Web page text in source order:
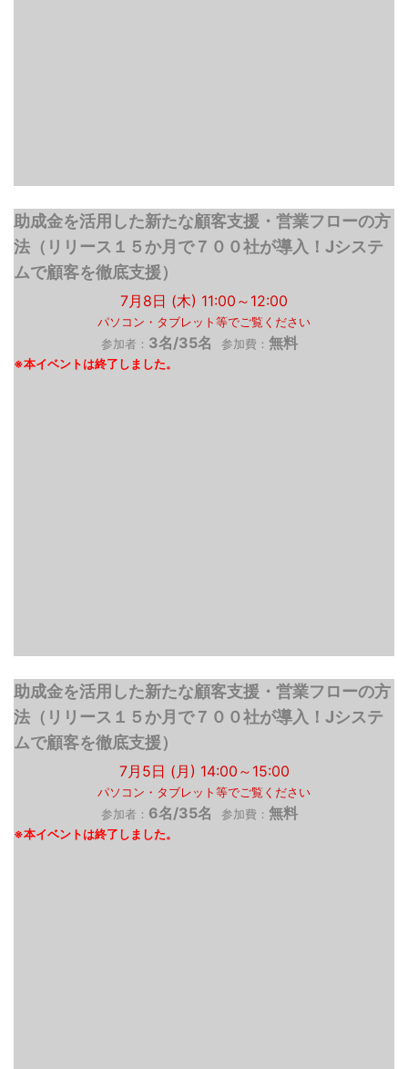
助成金を活用した新たな顧客支援・営業フローの方
法（リリース１５か月で７００社が導入！Jシステ
ムで顧客を徹底支援）
7月8日 (木) 11:00～12:00
パソコン・タブレット等でご覧ください
参加者： 3名/35名 参加費： 無料
助成金を活用した新たな顧客支援・営業フローの方
法（リリース１５か月で７００社が導入！Jシステ
ムで顧客を徹底支援）
7月5日 (月) 14:00～15:00
パソコン・タブレット等でご覧ください
参加者： 6名/35名 参加費： 無料